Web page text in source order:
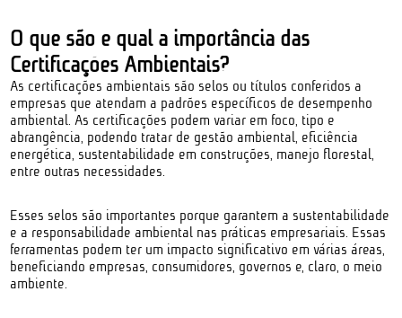
O que são e qual a importância das
Certificações Ambientais?
As certificações ambientais são selos ou títulos conferidos a
empresas que atendam a padrões específicos de desempenho
ambiental. As certificações podem variar em foco, tipo e
abrangência, podendo tratar de gestão ambiental, eficiência
energética, sustentabilidade em construções, manejo florestal,
entre outras necessidades.
Esses selos são importantes porque garantem a sustentabilidade
e a responsabilidade ambiental nas práticas empresariais. Essas
ferramentas podem ter um impacto significativo em várias áreas,
beneficiando empresas, consumidores, governos e, claro, o meio
ambiente.